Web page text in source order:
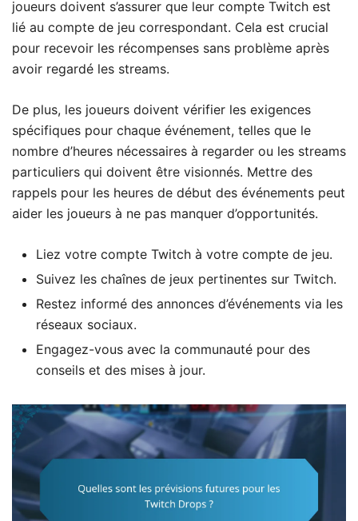
joueurs doivent s’assurer que leur compte Twitch est
lié au compte de jeu correspondant. Cela est crucial
pour recevoir les récompenses sans problème après
avoir regardé les streams.
De plus, les joueurs doivent vérifier les exigences
spécifiques pour chaque événement, telles que le
nombre d’heures nécessaires à regarder ou les streams
particuliers qui doivent être visionnés. Mettre des
rappels pour les heures de début des événements peut
aider les joueurs à ne pas manquer d’opportunités.
Liez votre compte Twitch à votre compte de jeu.
Suivez les chaînes de jeux pertinentes sur Twitch.
Restez informé des annonces d’événements via les
réseaux sociaux.
Engagez-vous avec la communauté pour des
conseils et des mises à jour.